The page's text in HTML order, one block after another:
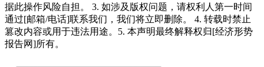
据此操作风险自担。 3. 如涉及版权问题，请权利人第一时间
通过[邮箱/电话]联系我们，我们将立即删除。 4. 转载时禁止
篡改内容或用于违法用途。5. 本声明最终解释权归[经济形势
报告网]所有。